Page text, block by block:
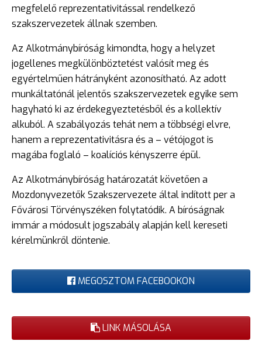
megfelelő reprezentativitással rendelkező
szakszervezetek állnak szemben.
Az Alkotmánybíróság kimondta, hogy a helyzet
jogellenes megkülönböztetést valósít meg és
egyértelműen hátrányként azonosítható. Az adott
munkáltatónál jelentős szakszervezetek egyike sem
hagyható ki az érdekegyeztetésből és a kollektív
alkuból. A szabályozás tehát nem a többségi elvre,
hanem a reprezentativitásra és a – vétójogot is
magába foglaló – koalíciós kényszerre épül.
Az Alkotmánybíróság határozatát követően a
Mozdonyvezetők Szakszervezete által indított per a
Fővárosi Törvényszéken folytatódik. A bíróságnak
immár a módosult jogszabály alapján kell kereseti
kérelmünkről döntenie.
MEGOSZTOM FACEBOOKON
LINK MÁSOLÁSA